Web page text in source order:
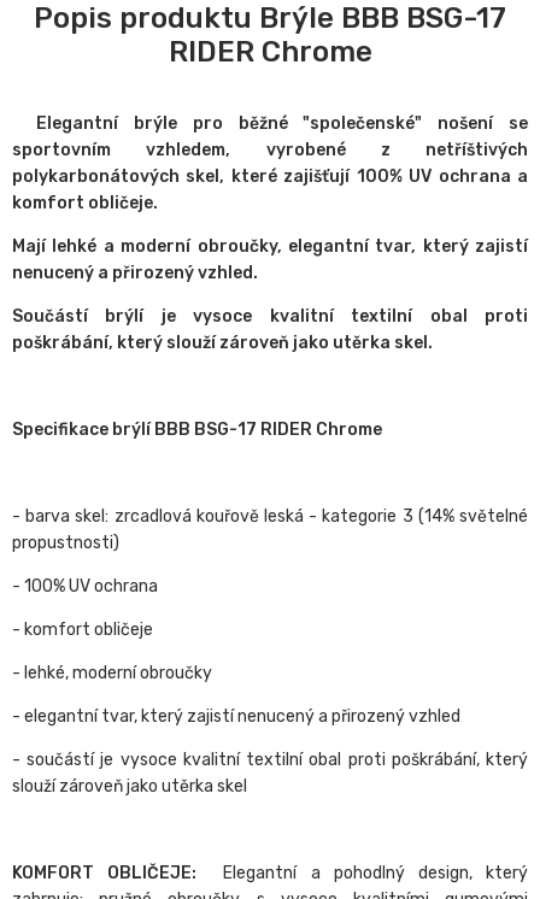
Popis produktu Brýle BBB BSG-17
RIDER Chrome
Elegantní brýle pro běžné "společenské" nošení se
sportovním vzhledem, vyrobené z netříštivých
polykarbonátových skel, které zajišťují 100% UV ochrana a
komfort obličeje.
Mají lehké a moderní obroučky, elegantní tvar, který zajistí
nenucený a přirozený vzhled.
Součástí brýlí je vysoce kvalitní textilní obal proti
poškrábání, který slouží zároveň jako utěrka skel.
Specifikace brýlí BBB BSG-17 RIDER Chrome
- barva skel: zrcadlová kouřově leská - kategorie 3 (14% světelné
propustnosti)
- 100% UV ochrana
- komfort obličeje
- lehké, moderní obroučky
- elegantní tvar, který zajistí nenucený a přirozený vzhled
- součástí je vysoce kvalitní textilní obal proti poškrábání, který
slouží zároveň jako utěrka skel
KOMFORT OBLIČEJE:
Elegantní a pohodlný design, který